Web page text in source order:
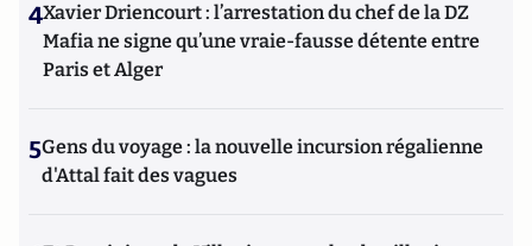
4Xavier Driencourt : l’arrestation du chef de la DZ
Mafia ne signe qu’une vraie-fausse détente entre
Paris et Alger
5Gens du voyage : la nouvelle incursion régalienne
d'Attal fait des vagues